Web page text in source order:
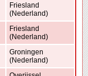
Friesland
(Nederland)
Friesland
(Nederland)
Groningen
(Nederland)